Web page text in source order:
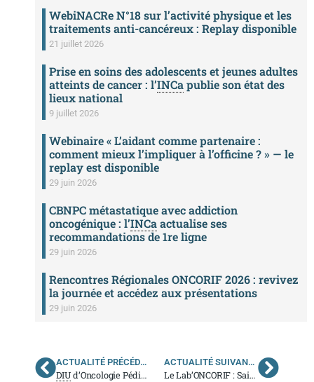
WebiNACRe N°18 sur l’activité physique et les
traitements anti-cancéreux : Replay disponible
21 juillet 2026
Prise en soins des adolescents et jeunes adultes
atteints de cancer : l’INCapublie son état des
lieux national
9 juillet 2026
Webinaire « L’aidant comme partenaire :
comment mieux l’impliquer à l’officine ? » — le
replay est disponible
29 juin 2026
CBNPC métastatique avec addiction
oncogénique : l’INCaactualise ses
recommandations de 1re ligne
29 juin 2026
Rencontres Régionales ONCORIF 2026 : revivez
la journée et accédez aux présentations
29 juin 2026
ACTUALITÉ PRÉCÉDENTE
DIUd’Oncologie Pédiatrique 2025/2026 (DIUOP)
ACTUALITÉ SUIVANTE
Le Lab’ONCORIF : Saison 1 – Episode 2 « Thrombose et Cancer : quelle prise en charge? «